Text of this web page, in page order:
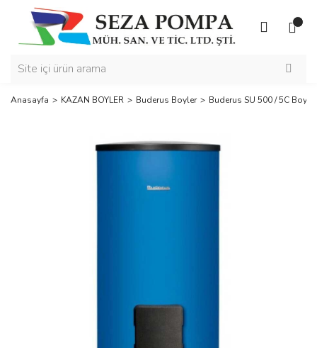
Anasayfa KAZAN BOYLER Buderus Boyler Buderus SU 500 / 5C